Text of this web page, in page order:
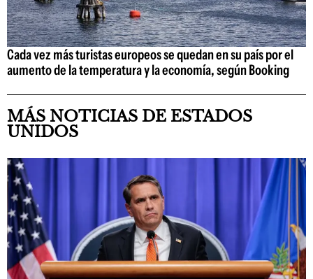
Cada vez más turistas europeos se quedan en su país por el
aumento de la temperatura y la economía, según Booking
MÁS NOTICIAS DE ESTADOS
UNIDOS